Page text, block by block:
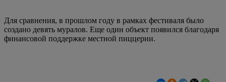
Для сравнения, в прошлом году в рамках фестиваля было
создано девять муралов. Еще один объект появился благодаря
финансовой поддержке местной пиццерии.